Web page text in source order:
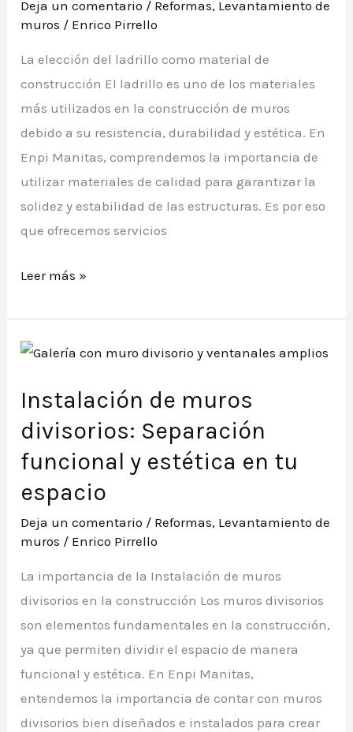
tu
Deja un comentario / Reformas, Levantamiento de
muros / Enrico Pirrello
La elección del ladrillo como material de
construcción El ladrillo es uno de los materiales
más utilizados en la construcción de muros
debido a su resistencia, durabilidad y estética. En
Enpi Manitas, comprendemos la importancia de
utilizar materiales de calidad para garantizar la
solidez y estabilidad de las estructuras. Es por eso
que ofrecemos servicios
Levantamiento
muros
de
fortaleza
en
la
construcción
Leer más »
Instalación de muros
divisorios: Separación
funcional y estética en tu
espacio
Deja un comentario / Reformas, Levantamiento de
muros / Enrico Pirrello
La importancia de la Instalación de muros
divisorios en la construcción Los muros divisorios
son elementos fundamentales en la construcción,
ya que permiten dividir el espacio de manera
funcional y estética. En Enpi Manitas,
entendemos la importancia de contar con muros
divisorios bien diseñados e instalados para crear